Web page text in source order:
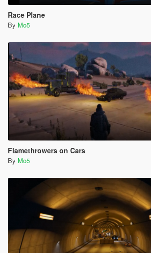
Race Plane
By Mo5
Flamethrowers on Cars
By Mo5